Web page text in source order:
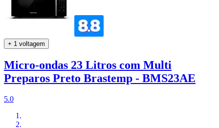
+ 1 voltagem
Micro-ondas 23 Litros com Multi
Preparos Preto Brastemp - BMS23AE
5.0